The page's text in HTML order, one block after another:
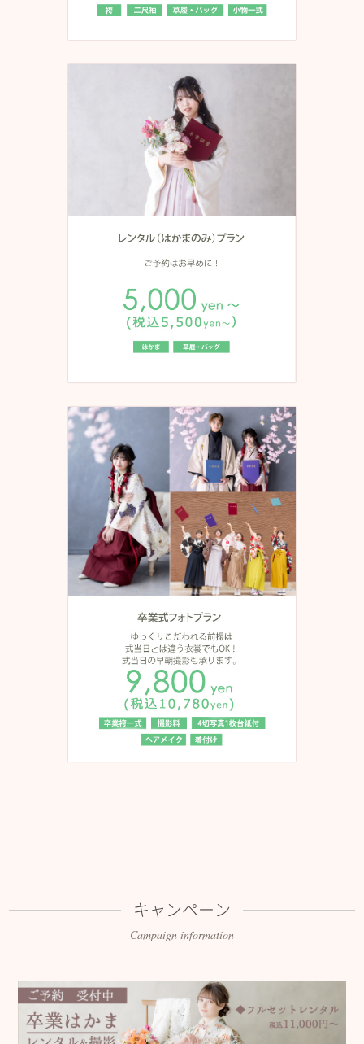
キャンペーン
Campaign information